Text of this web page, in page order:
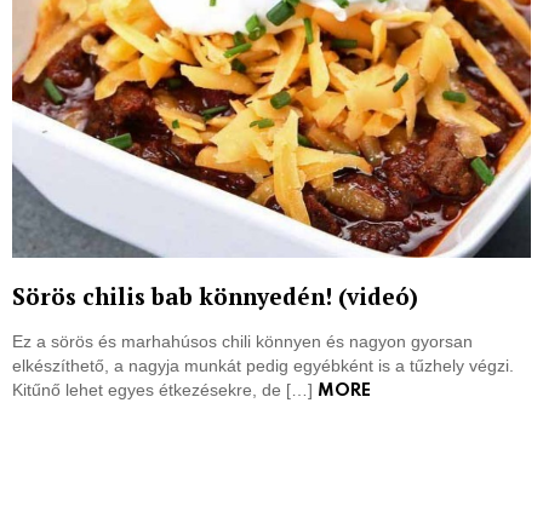
Sörös chilis bab könnyedén! (videó)
Ez a sörös és marhahúsos chili könnyen és nagyon gyorsan
elkészíthető, a nagyja munkát pedig egyébként is a tűzhely végzi.
Kitűnő lehet egyes étkezésekre, de […] MORE